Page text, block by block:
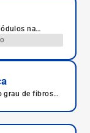
na
localização
grau de fibrose